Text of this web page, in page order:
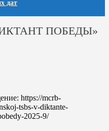
дат
ПОБЕДЫ»
https://mcrb-
tsbs-v-diktante-
2025-9/